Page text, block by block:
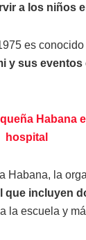
a los niños
es
y sus
Habana
hospital
Habana, la
incluyen
la escuela y